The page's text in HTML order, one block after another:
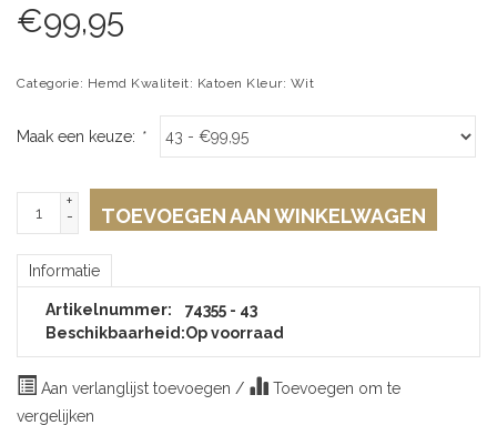
€99,95
Categorie: Hemd Kwaliteit: Katoen Kleur: Wit
Maak een keuze: *
+
-
TOEVOEGEN AAN WINKELWAGEN
Informatie
Artikelnummer:
74355 - 43
Beschikbaarheid:Op voorraad
Aan verlanglijst toevoegen /
Toevoegen om te
vergelijken